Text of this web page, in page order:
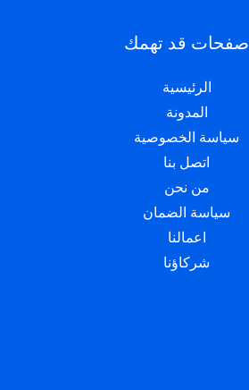
صفحات قد تهمك
الرئيسية
المدونة
سياسة الخصوصية
اتصل بنا
من نحن
سياسة الضمان
اعمالنا
شركاؤنا